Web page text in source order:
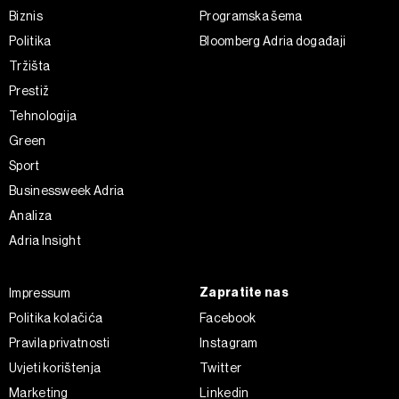
Biznis
Politika
Tržišta
Prestiž
Tehnologija
Green
Sport
Businessweek Adria
Analiza
Adria Insight
Programska šema
Bloomberg Adria događaji
Impressum
Politika kolačića
Pravila privatnosti
Uvjeti korištenja
Marketing
Zapratite nas
Facebook
Instagram
Twitter
Linkedin